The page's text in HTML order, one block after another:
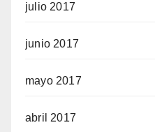
julio 2017
junio 2017
mayo 2017
abril 2017